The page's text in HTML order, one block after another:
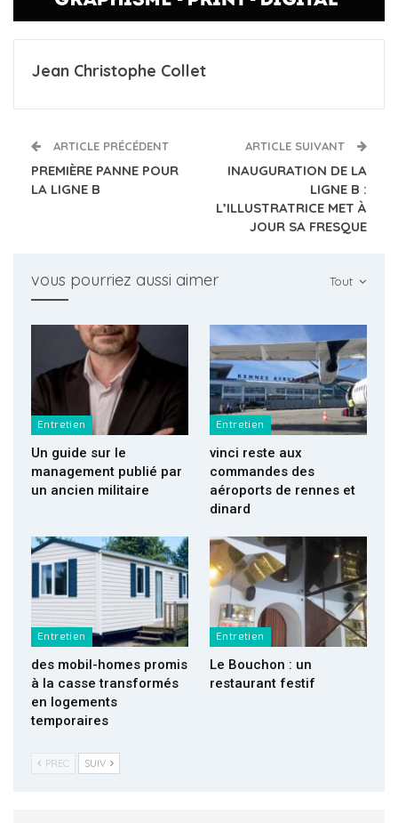
Jean Christophe Collet
ARTICLE PRÉCÉDENT
PREMIÈRE PANNE POUR
LA LIGNE B
ARTICLE SUIVANT
INAUGURATION DE LA
LIGNE B :
L’ILLUSTRATRICE MET À
JOUR SA FRESQUE
Tout
vous pourriez aussi aimer
Entretien
Un guide sur le
management publié par
un ancien militaire
Entretien
vinci reste aux
commandes des
aéroports de rennes et
dinard
Entretien
des mobil-homes promis
à la casse transformés
en logements
temporaires
Entretien
Le Bouchon : un
restaurant festif
PREC SUIV